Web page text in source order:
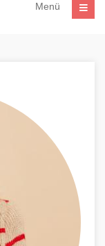
Menü